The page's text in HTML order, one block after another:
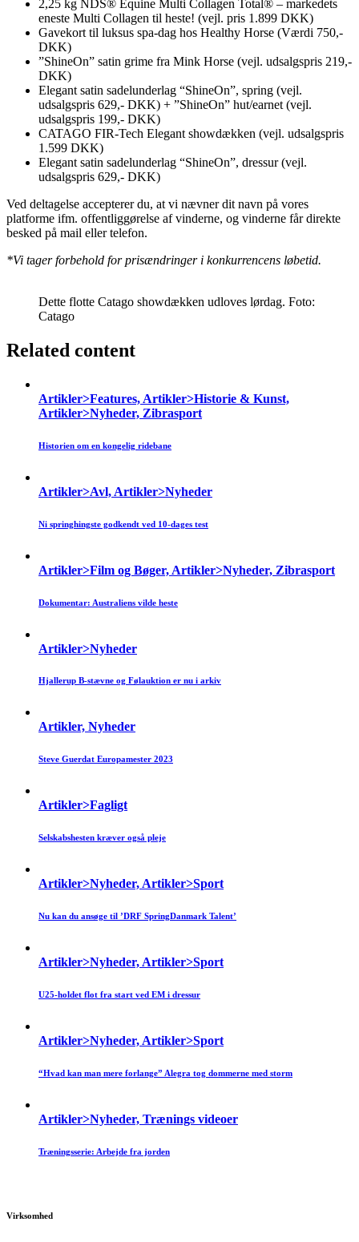
2,25 kg NDS® Equine Multi Collagen Total® – markedets
eneste Multi Collagen til heste! (vejl. pris 1.899 DKK)
Gavekort til luksus spa-dag hos Healthy Horse (Værdi 750,-
DKK)
”ShineOn” satin grime fra Mink Horse (vejl. udsalgspris 219,-
DKK)
Elegant satin sadelunderlag “ShineOn”, spring (vejl.
udsalgspris 629,- DKK) + ”ShineOn” hut/earnet (vejl.
udsalgspris 199,- DKK)
CATAGO FIR-Tech Elegant showdækken (vejl. udsalgspris
1.599 DKK)
Elegant satin sadelunderlag “ShineOn”, dressur (vejl.
udsalgspris 629,- DKK)
Ved deltagelse accepterer du, at vi nævner dit navn på vores
platforme ifm. offentliggørelse af vinderne, og vinderne får direkte
besked på mail eller telefon.
*Vi tager forbehold for prisændringer i konkurrencens løbetid.
Dette flotte Catago showdækken udloves lørdag. Foto:
Catago
Related content
Artikler>Features, Artikler>Historie & Kunst,
Artikler>Nyheder, Zibrasport
Historien om en kongelig ridebane
Artikler>Avl, Artikler>Nyheder
Ni springhingste godkendt ved 10-dages test
Artikler>Film og Bøger, Artikler>Nyheder, Zibrasport
Dokumentar: Australiens vilde heste
Artikler>Nyheder
Hjallerup B-stævne og Følauktion er nu i arkiv
Artikler, Nyheder
Steve Guerdat Europamester 2023
Artikler>Fagligt
Selskabshesten kræver også pleje
Artikler>Nyheder, Artikler>Sport
Nu kan du ansøge til ’DRF SpringDanmark Talent’
Artikler>Nyheder, Artikler>Sport
U25-holdet flot fra start ved EM i dressur
Artikler>Nyheder, Artikler>Sport
“Hvad kan man mere forlange” Alegra tog dommerne med storm
Artikler>Nyheder, Trænings videoer
Træningsserie: Arbejde fra jorden
Virksomhed